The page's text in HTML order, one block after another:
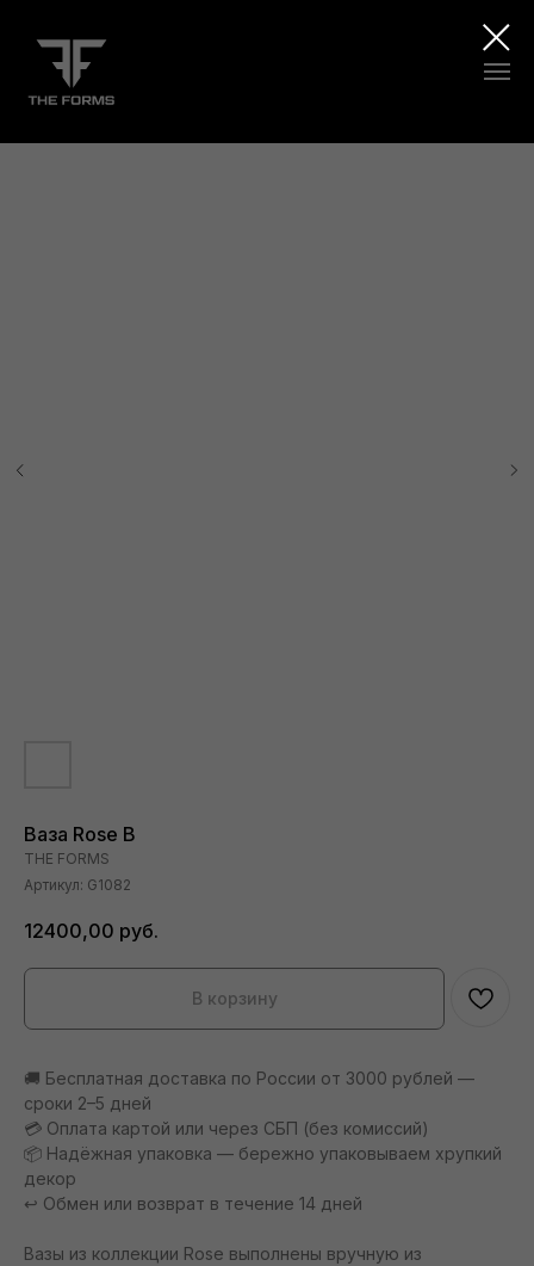
Ваза Rose В
THE FORMS
Артикул: G1082
12400,00 руб.
В корзину
🚚 Бесплатная доставка по России от 3000 рублей —
сроки 2–5 дней
💳 Оплата картой или через СБП (без комиссий)
📦 Надёжная упаковка — бережно упаковываем хрупкий
декор
↩️ Обмен или возврат в течение 14 дней
Вазы из коллекции Rose выполнены вручную из